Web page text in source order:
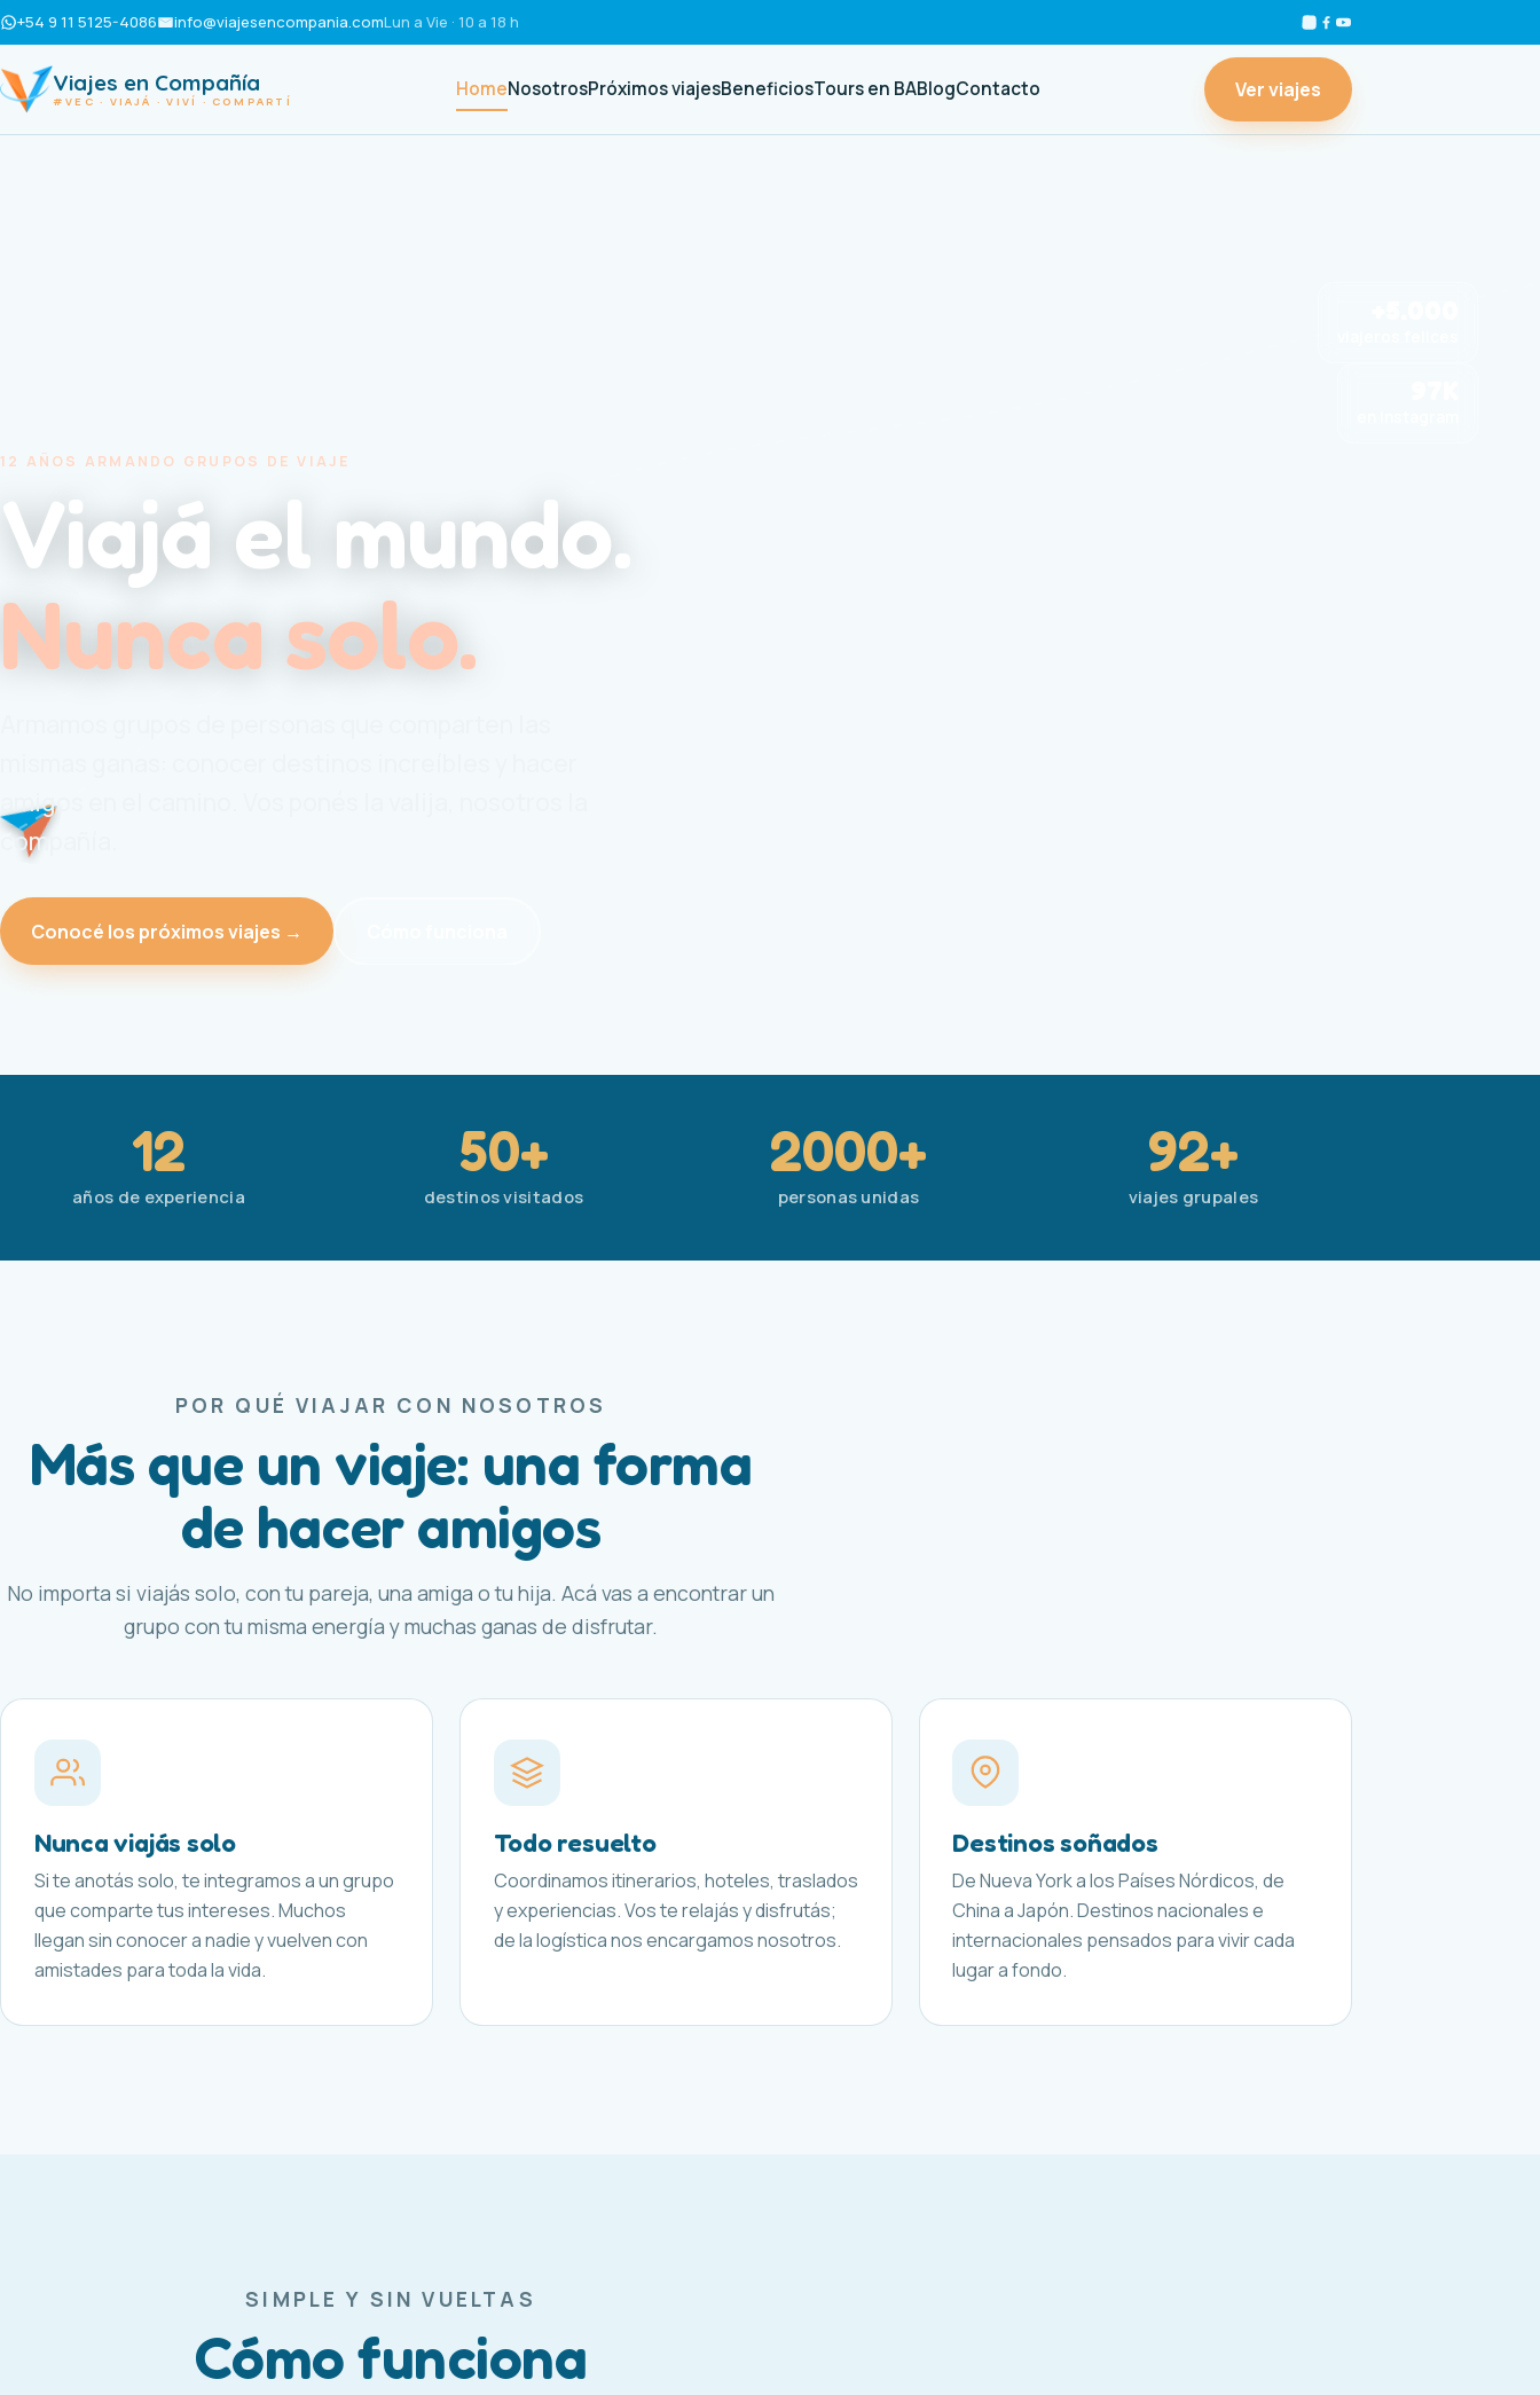
+54 9 11 5125-4086 info@viajesencompania.comLun a Vie · 10 a 18 h
Viajes en Compañía
#VEC · VIAJÁ · VIVÍ · COMPARTÍ HomeNosotrosPróximos viajesBeneficiosTours en BABlogContacto Ver viajes
12 AÑOS ARMANDO GRUPOS DE VIAJE
Viajá el mundo.
Nunca solo.
amigos en el camino. Vos ponés la valija, nosotros la
compañía.
Conocé los próximos viajes →
12
años de experiencia
50+
destinos visitados
2000+
personas unidas
92+
viajes grupales
POR QUÉ VIAJAR CON NOSOTROS
Más que un viaje: una forma
de hacer amigos
No importa si viajás solo, con tu pareja, una amiga o tu hija. Acá vas a encontrar un
grupo con tu misma energía y muchas ganas de disfrutar.
Nunca viajás solo
Si te anotás solo, te integramos a un grupo
que comparte tus intereses. Muchos
llegan sin conocer a nadie y vuelven con
amistades para toda la vida.
Todo resuelto
Coordinamos itinerarios, hoteles, traslados
y experiencias. Vos te relajás y disfrutás;
de la logística nos encargamos nosotros.
Destinos soñados
De Nueva York a los Países Nórdicos, de
China a Japón. Destinos nacionales e
internacionales pensados para vivir cada
lugar a fondo.
SIMPLE Y SIN VUELTAS
Cómo funciona